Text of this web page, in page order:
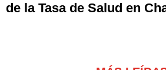
de la Tasa de Salud en